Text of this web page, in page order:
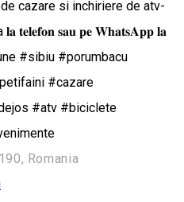
de cazare si inchiriere de atv-
𝐭𝐞𝐥𝐞𝐟𝐨𝐧 𝐬𝐚𝐮 𝐩𝐞 𝐖𝐡𝐚𝐭𝐬𝐀𝐩𝐩 𝐥𝐚
#sibiu #porumbacu
#cazare
#atv #biciclete
Romania